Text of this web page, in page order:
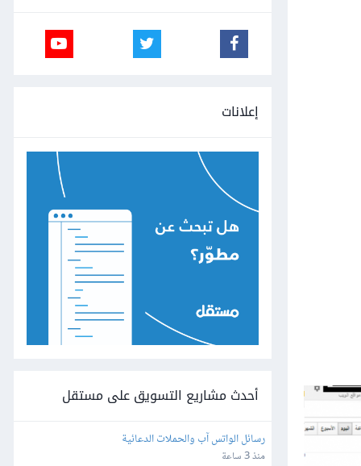
إعلانات
أحدث مشاريع التسويق على مستقل
رسائل الواتس آب والحملات الدعائية
منذ 3 ساعة